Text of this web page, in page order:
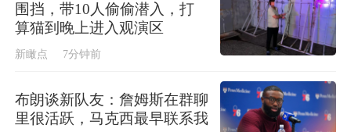
围挡，带10人偷偷潜入，打
算猫到晚上进入观演区
新瞰点 7分钟前
布朗谈新队友：詹姆斯在群聊
里很活跃，马克西最早联系我